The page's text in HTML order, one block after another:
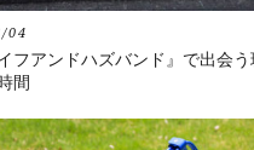
04
フアンドハズバンド』で出会
間